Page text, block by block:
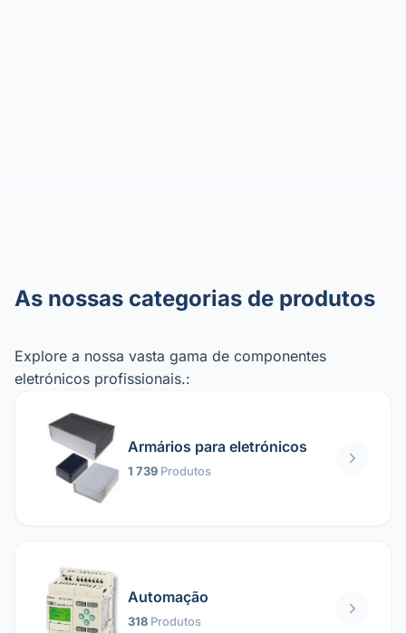
As nossas categorias de produtos
Explore a nossa vasta gama de componentes
eletrónicos profissionais.:
Armários para eletrónicos
1 739 Produtos
Automação
318 Produtos